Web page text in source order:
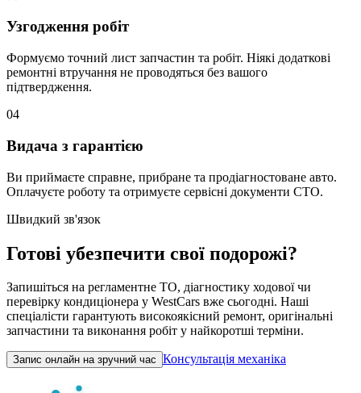
Узгодження робіт
Формуємо точний лист запчастин та робіт. Ніякі додаткові
ремонтні втручання не проводяться без вашого
підтвердження.
04
Видача з гарантією
Ви приймаєте справне, прибране та продіагностоване авто.
Оплачуєте роботу та отримуєте сервісні документи СТО.
Швидкий зв'язок
Готові убезпечити свої подорожі?
Запишіться на регламентне ТО, діагностику ходової чи
перевірку кондиціонера у WestCars вже сьогодні. Наші
спеціалісти гарантують високоякісний ремонт, оригінальні
запчастини та виконання робіт у найкоротші терміни.
Запис онлайн на зручний час Консультація механіка